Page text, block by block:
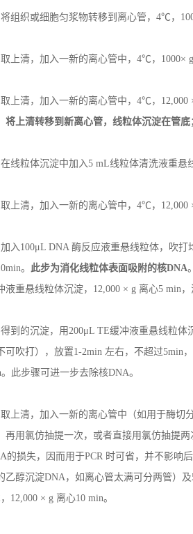
组织或细胞匀浆物转移到离心管，4℃，
上清，加入一新的离心管中，4℃，1000×
上清，加入一新的离心管中，4℃，12,000
将上清转移到新离心管，线粒体沉淀在管底
线粒体沉淀中加入5 mL线粒体清洗液重悬
上清，加入一新的离心管中，4℃，12,000
入100μL DNA 酶反应液重悬线粒体，吹
。 此步为消化线粒体表面吸附的核DNA
液重悬线粒体沉淀，12,000 × g 离心5 min，
到的沉淀，用200μL TE缓冲液重悬线粒体
可吹打），放置1-2min 左右，不超过
此步骤可进一步去除核DNA。
上清，加入一新的离心管中（如用于酶切
再用氯仿抽提一次，或者直接用氯仿抽提
的损失，因而用于PCR 时可省，并不影响
乙醇沉淀DNA，如离心管太满可分两管）
12,000 × g 离心10 min。